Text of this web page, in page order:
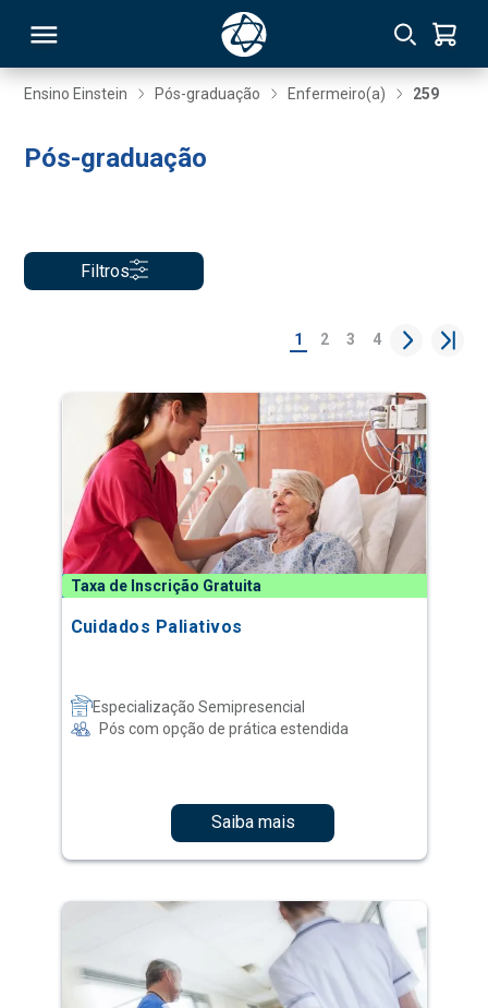
Ensino Einstein Pós-graduação Enfermeiro(a) 259
Pós-graduação
Filtros
1 2 3 4
Taxa de Inscrição Gratuita
Cuidados Paliativos
Especialização Semipresencial
Pós com opção de prática estendida
Saiba mais